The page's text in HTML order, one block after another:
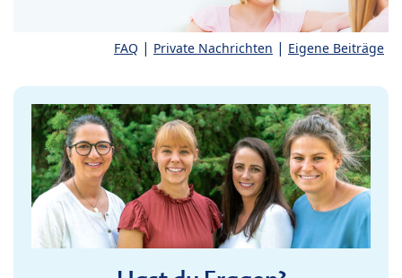
FAQ | Private Nachrichten | Eigene Beiträge